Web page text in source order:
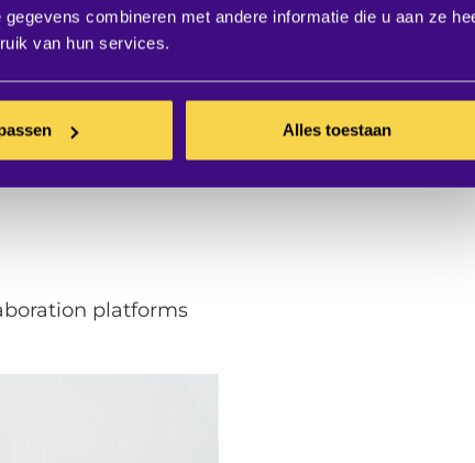
combineren met andere informatie die u aan ze
van hun services.
Alles toestaan
helder over
platforms